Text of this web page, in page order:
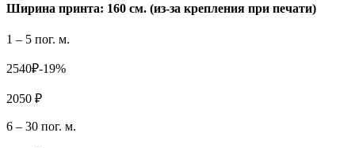
Ширина принта: 160 см. (из-за крепления при печати)
1 – 5 пог. м.
2540₽-19%
2050 ₽
6 – 30 пог. м.